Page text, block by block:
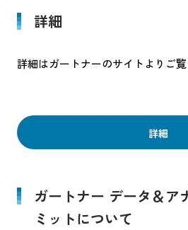
詳細
詳細はガートナーのサイトよりご覧
詳細
ガートナー データ＆ア
ミットについて